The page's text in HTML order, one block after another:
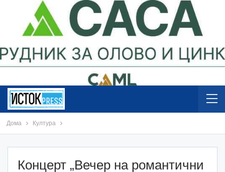
Дома Култура
Концерт „Вечер на романтични